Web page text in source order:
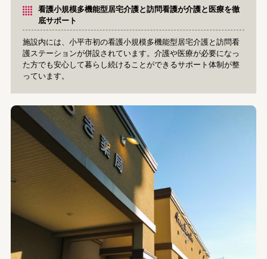
看護小規模多機能型居宅介護と訪問看護が介護と医療を徹
底サポート
施設内には、小平市初の看護小規模多機能型居宅介護と訪問看
護ステーションが併設されています。介護や医療が必要になっ
た方でも安心して暮らし続けることができるサポート体制が整
っています。